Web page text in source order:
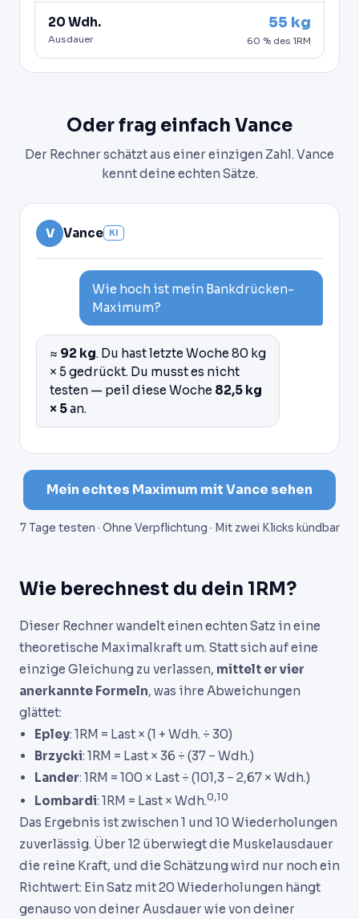
20 Wdh.
Ausdauer
55 kg
60 % des 1RM
Oder frag einfach Vance
Der Rechner schätzt aus einer einzigen Zahl. Vance
kennt deine echten Sätze.
V Vance KI
Wie hoch ist mein Bankdrücken-
Maximum?
≈ 92 kg. Du hast letzte Woche 80 kg
× 5 gedrückt. Du musst es nicht
testen — peil diese Woche 82,5 kg
× 5an.
Mein echtes Maximum mit Vance sehen
7 Tage testen · Ohne Verpflichtung · Mit zwei Klicks kündbar
Wie berechnest du dein 1RM?
Dieser Rechner wandelt einen echten Satz in eine
theoretische Maximalkraft um. Statt sich auf eine
einzige Gleichung zu verlassen, mittelt er vier
anerkannte Formeln, was ihre Abweichungen
glättet:
Epley: 1RM = Last × (1 + Wdh. ÷ 30)
Brzycki: 1RM = Last × 36 ÷ (37 − Wdh.)
Lander: 1RM = 100 × Last ÷ (101,3 − 2,67 × Wdh.)
Lombardi: 1RM = Last × Wdh.0,10
Das Ergebnis ist zwischen 1 und 10 Wiederholungen
zuverlässig. Über 12 überwiegt die Muskelausdauer
die reine Kraft, und die Schätzung wird nur noch ein
Richtwert: Ein Satz mit 20 Wiederholungen hängt
genauso von deiner Ausdauer wie von deiner